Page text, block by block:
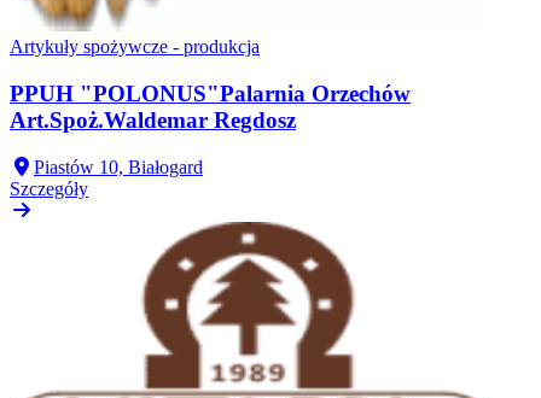
Artykuły spożywcze - produkcja
PPUH "POLONUS"Palarnia Orzechów
Art.Spoż.Waldemar Regdosz
Piastów 10, Białogard
Szczegóły